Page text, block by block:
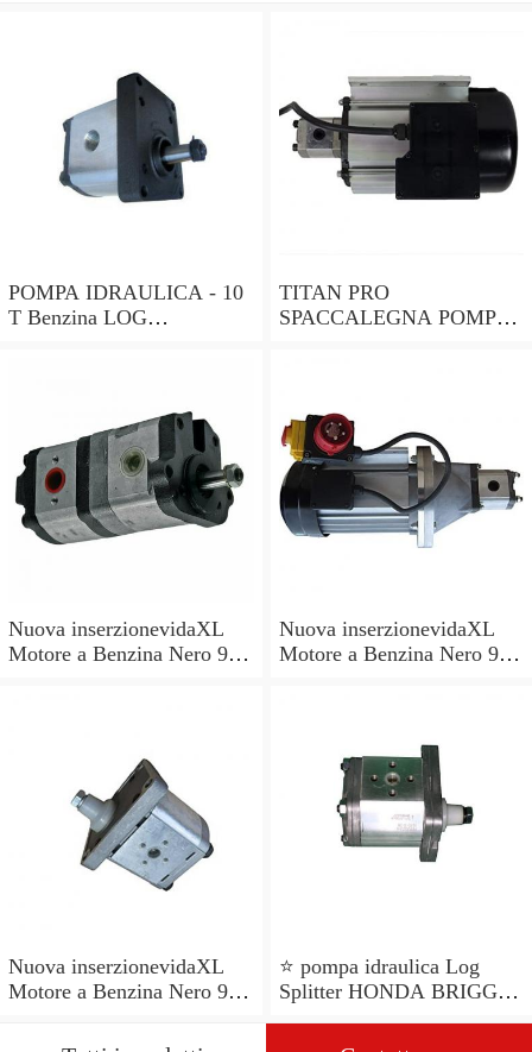
POMPA IDRAULICA - 10
T Benzina LOG
TITAN PRO
SPACCALEGNA POMPA |
Nuova inserzionevidaXL
Motore a Benzina Nero 9,6
Nuova inserzionevidaXL
Motore a Benzina Nero 9,6
Nuova inserzionevidaXL
Motore a Benzina Nero 9,6
⭐ pompa idraulica Log
Splitter HONDA BRIGGS